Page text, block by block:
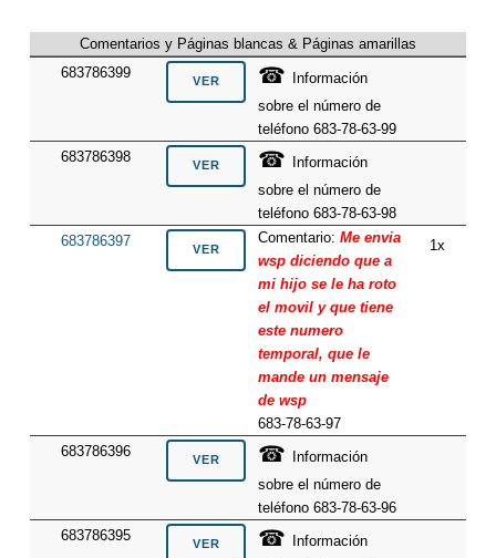
Comentarios y Páginas blancas & Páginas amarillas
683786399
☎
Información
sobre el número de
teléfono 683-78-63-99
683786398
☎
Información
sobre el número de
teléfono 683-78-63-98
683786397
Comentario:Me envia
wsp diciendo que a
mi hijo se le ha roto
el movil y que tiene
este numero
temporal, que le
mande un mensaje
de wsp
683-78-63-97
1x
683786396 ☎
Información
sobre el número de
teléfono 683-78-63-96
683786395
☎
Información